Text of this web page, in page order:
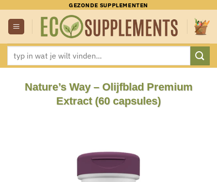
naar
inhoud
GEZONDE SUPPLEMENTEN
Zoeken
naar:
Nature’s Way – Olijfblad Premium
Extract (60 capsules)